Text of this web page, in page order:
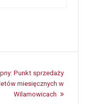
Następny
post:
Punkt sprzedaży
miesięcznych w
Wilamowicach